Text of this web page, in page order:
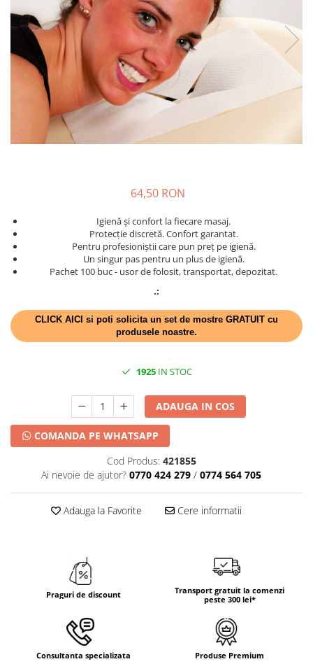
PAŞTE / EASTER
TEMATICA CULINARA
IARNA-CRACIUN-REVELION
DECOR BEJ & MARO
DECOR ROZ
DECOR NUNTA & LOGODNA
DECOR BOTEZ
DECOR EVENIMENTE CORPORATE
DECOR ANIVERSARI COPII
DECOR PETRECERI
TEMATICA MEDITERANEANA
TEMATICA RUSTICA
TEMATICA ROMANTICA
DECOR 1 & 8 MARTIE
DECOR HALLOWEEN
DECOR ZIUA ROMANIEI
DECOR TOAMNA
DECOR IARNA
TEMATICA CULINARA
DECOR MOS NICOLAE
TEMATICA FLORALA
DECOR BABY SHOWER
64,50 RON
Igienă și confort la fiecare masaj.
Protecție discretă. Confort garantat.
Pentru profesioniștii care pun preț pe igienă.
Un singur pas pentru un plus de igienă.
Pachet 100 buc - usor de folosit, transportat, depozitat.
.:
CLICK AICI si poti solicita un set de mostre GRATUIT cu
produsele noastre.
1925IN STOC
ADAUGA IN COS
COMANDA PE WHATSAPP
Cod Produs: 421855
Ai nevoie de ajutor? 0770 424 279 / 0774 564 705
Adauga la Favorite Cere informatii
Praguri de discount
Transport gratuit la comenzi
peste 300 lei*
Consultanta specializata Produse Premium